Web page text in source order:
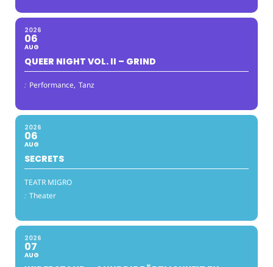
2026
06
AUG
QUEER NIGHT VOL. II – GRIND
: Performance, Tanz
2026
06
AUG
SECRETS
TEATR MIGRO
: Theater
2026
07
AUG